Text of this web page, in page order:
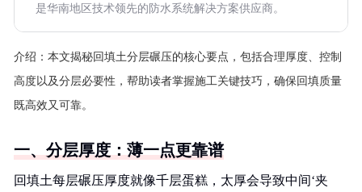
是华南地区技术领先的防水系统解决方案供应商。
介绍： 本文揭秘回填土分层碾压的核心要点，包括合理厚度、控制
高度以及分层必要性，帮助读者掌握施工关键技巧，确保回填质量
既高效又可靠。
一、分层厚度：薄一点更靠谱
回填土每层碾压厚度就像千层蛋糕，太厚会导致中间‘夹